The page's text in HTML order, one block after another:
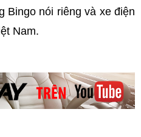
Bingo nói riêng và xe điện
Nam.